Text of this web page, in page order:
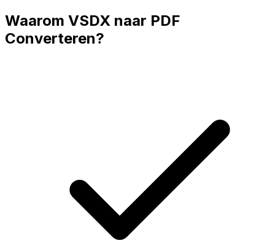
Waarom VSDX naar PDF
Converteren?